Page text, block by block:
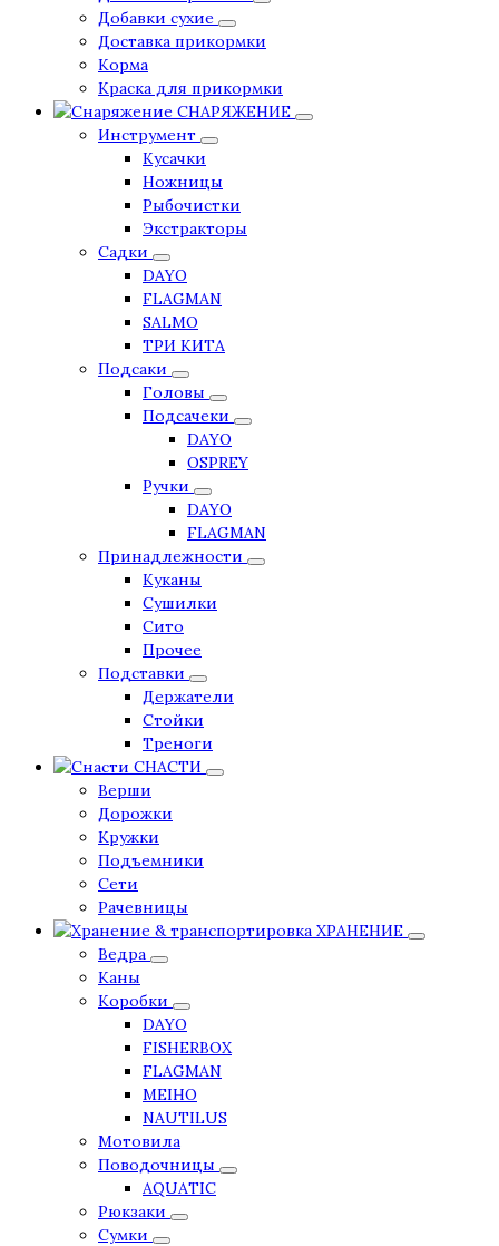
Добавки сухие
Доставка прикормки
Корма
Краска для прикормки
СНАРЯЖЕНИЕ
Инструмент
Кусачки
Ножницы
Рыбочистки
Экстракторы
Садки
DAYO
FLAGMAN
SALMO
ТРИ КИТА
Подсаки
Головы
Подсачеки
DAYO
OSPREY
Ручки
DAYO
FLAGMAN
Принадлежности
Куканы
Сушилки
Сито
Прочее
Подставки
Держатели
Стойки
Треноги
СНАСТИ
Верши
Дорожки
Кружки
Подъемники
Сети
Рачевницы
ХРАНЕНИЕ
Ведра
Каны
Коробки
DAYO
FISHERBOX
FLAGMAN
MEIHO
NAUTILUS
Мотовила
Поводочницы
AQUATIC
Рюкзаки
Сумки